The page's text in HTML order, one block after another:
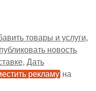
товары и услуги
новость
Дать
рекламу на